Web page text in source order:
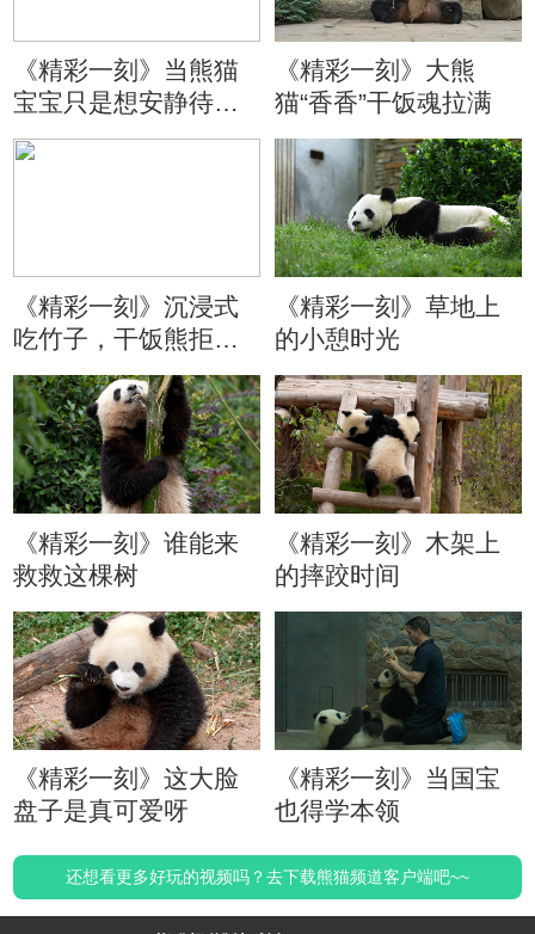
《精彩一刻》当熊猫
宝宝只是想安静待会
儿
《精彩一刻》大熊
猫“香香”干饭魂拉满
《精彩一刻》沉浸式
吃竹子，干饭熊拒绝
分心
《精彩一刻》草地上
的小憩时光
《精彩一刻》谁能来
救救这棵树
《精彩一刻》木架上
的摔跤时间
《精彩一刻》这大脸
盘子是真可爱呀
《精彩一刻》当国宝
也得学本领
还想看更多好玩的视频吗？去下载熊猫频道客户端吧~~